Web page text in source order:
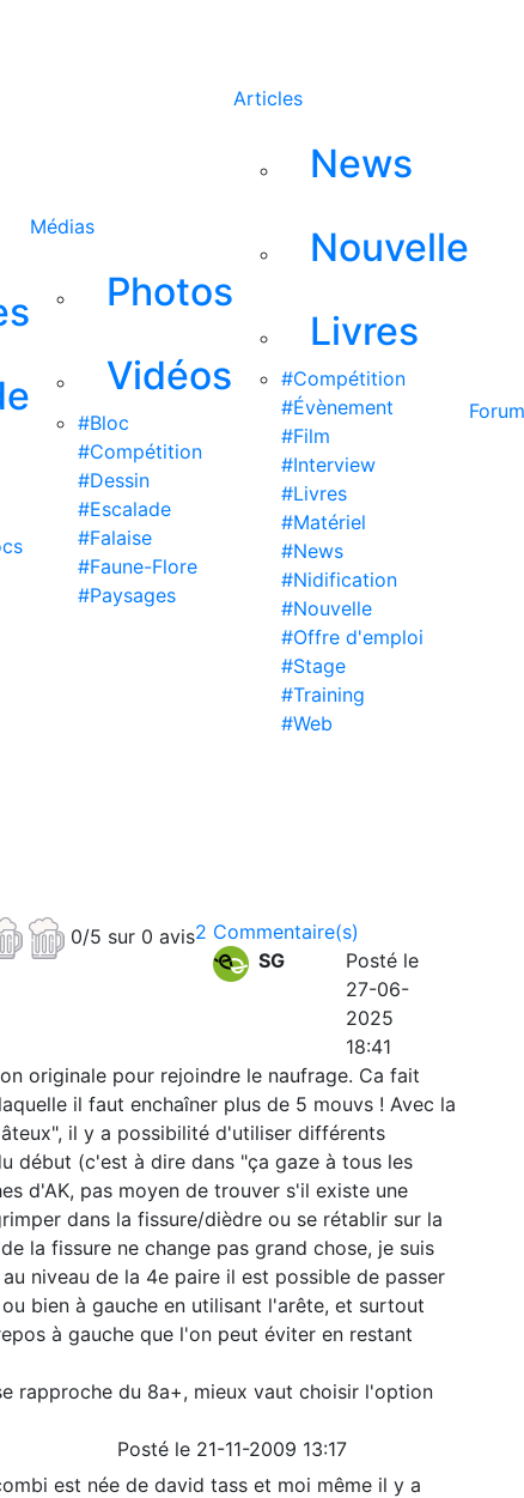
Médias
Photos
Vidéos
#Bloc
#Compétition
#Dessin
#Escalade
#Falaise
#Faune-Flore
#Paysages
Articles
News
Nouvelle
Livres
#Compétition
#Évènement
#Film
#Interview
#Livres
#Matériel
#News
#Nidification
#Nouvelle
#Offre d'emploi
#Stage
#Training
#Web
Forum
2 Commentaire(s)
0/5 sur 0 avis
SG
Posté le
27-06-
2025
18:41
originale pour rejoindre le naufrage. Ca fait
il faut enchaîner plus de 5 mouvs ! Avec la
il y a possibilité d'utiliser différents
début (c'est à dire dans "ça gaze à tous les
d'AK, pas moyen de trouver s'il existe une
dans la fissure/dièdre ou se rétablir sur la
la fissure ne change pas grand chose, je suis
niveau de la 4e paire il est possible de passer
bien à gauche en utilisant l'arête, et surtout
à gauche que l'on peut éviter en restant
rapproche du 8a+, mieux vaut choisir l'option
Posté le 21-11-2009 13:17
est née de david tass et moi même il y a